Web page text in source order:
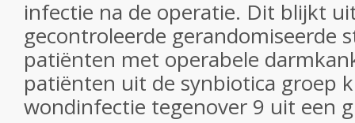
infectie na de operatie. Dit blijkt
gecontroleerde gerandomiseerde
patiënten met operabele
patiënten uit de synbiotica groep
wondinfectie tegenover 9 uit een